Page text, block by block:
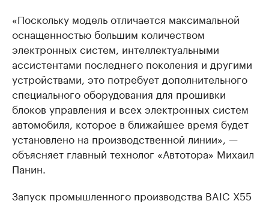
«Поскольку модель отличается максимальной
оснащенностью большим количеством
электронных систем, интеллектуальными
ассистентами последнего поколения и другими
устройствами, это потребует дополнительного
специального оборудования для прошивки
блоков управления и всех электронных систем
автомобиля, которое в ближайшее время будет
установлено на производственной линии», —
объясняет главный технолог «Автотора» Михаил
Панин.
Запуск промышленного производства BAIC X55